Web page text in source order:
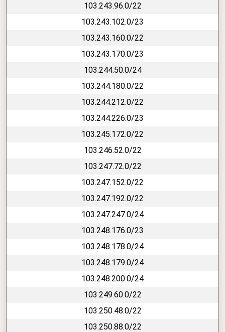
103.243.96.0/22
103.243.102.0/23
103.243.160.0/22
103.243.170.0/23
103.244.50.0/24
103.244.180.0/22
103.244.212.0/22
103.244.226.0/23
103.245.172.0/22
103.246.52.0/22
103.247.72.0/22
103.247.152.0/22
103.247.192.0/22
103.247.247.0/24
103.248.176.0/23
103.248.178.0/24
103.248.179.0/24
103.248.200.0/24
103.249.60.0/22
103.250.48.0/22
103.250.88.0/22